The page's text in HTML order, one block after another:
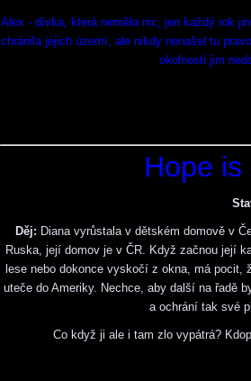
Alex - dívka, která neměla nic, jen každý rok
chránila jejich území, ale nikdy nenašel tu
okolnosti jim
Hope is
Děj: Diana vyrůstala v dětském domově v
Ruska, její domov je v ČR. Když začnou její
lese nebo dokonce vyskočí z okna, má
uteče do Ameriky. Nechce, aby další na řadě
a ochrání tak své
Co když ji ale i tam zlo vypátrá?